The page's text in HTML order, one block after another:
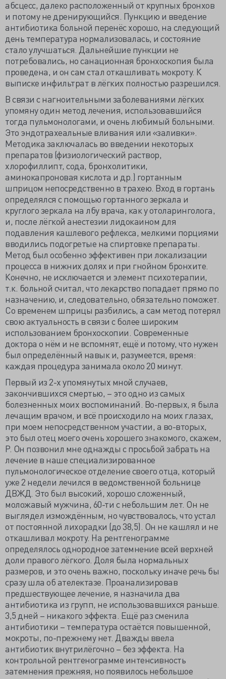
абсцесс, далеко расположенный от крупных бронхов
и потому не дренирующийся. Пункцию и введение
антибиотика больной перенёс хорошо, на следующий
день температура нормализовалась, и состояние
стало улучшаться. Дальнейшие пункции не
потребовались, но санационная бронхоскопия была
проведена, и он сам стал откашливать мокроту. К
выписке инфильтрат в лёгких полностью разрешился.
В связи с нагноительными заболеваниями лёгких
упомяну один метод лечения, использовавшийся
тогда пульмонологами, и очень любимый больными.
Это эндотрахеальные вливания или «заливки».
Методика заключалась во введении некоторых
препаратов (физиологический раствор,
хлорофиллипт, сода, бронхолитики,
аминокапроновая кислота и др.) гортанным
шприцом непосредственно в трахею. Вход в гортань
определялся с помощью гортанного зеркала и
круглого зеркала на лбу врача, как у отоларинголога,
и, после лёгкой анестезии лидокаином для
подавления кашлевого рефлекса, мелкими порциями
вводились подогретые на спиртовке препараты.
Метод был особенно эффективен при локализации
процесса в нижних долях и при гнойном бронхите.
Конечно, не исключается и элемент психотерапии,
т.к. больной считал, что лекарство попадает прямо по
назначению, и, следовательно, обязательно поможет.
Со временем шприцы разбились, а сам метод потерял
свою актуальность в связи с более широким
использованием бронхоскопии. Современные
доктора о нём и не вспомнят, ещё и потому, что нужен
был определённый навык и, разумеется, время:
каждая процедура занимала около 20 минут.
Первый из 2-х упомянутых мной случаев,
закончившихся смертью, – это одно из самых
болезненных моих воспоминаний. Во-первых, я была
лечащим врачом, и всё происходило на моих глазах,
при моем непосредственном участии, а во-вторых,
это был отец моего очень хорошего знакомого, скажем,
Р. Он позвонил мне однажды с просьбой забрать на
лечение в наше специализированное
пульмонологическое отделение своего отца, который
уже 2 недели лечился в ведомственной больнице
ДВЖД. Это был высокий, хорошо сложенный,
моложавый мужчина, 60-ти с небольшим лет. Он не
выглядел измождённым, но чувствовалось, что устал
от постоянной лихорадки (до 38,5). Он не кашлял и не
откашливал мокроту. На рентгенограмме
определялось однородное затемнение всей верхней
доли правого лёгкого. Доля была нормальных
размеров, и это очень важно, поскольку иначе речь бы
сразу шла об ателектазе. Проанализировав
предшествующее лечение, я назначила два
антибиотика из групп, не использовавшихся раньше.
3,5 дней – никакого эффекта. Ещё раз сменила
антибиотики – температура остаётся повышенной,
мокроты, по-прежнему нет. Дважды ввела
антибиотик внутрилёгочно – без эффекта. На
контрольной рентгенограмме интенсивность
затемнения прежняя, но появилось небольшое